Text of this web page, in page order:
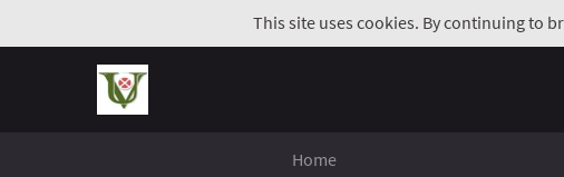
This site uses cookies. By continuing to
Home